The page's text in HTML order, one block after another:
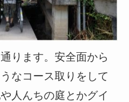
ります。安全面から
なコース取りをして
人んちの庭とかグイ